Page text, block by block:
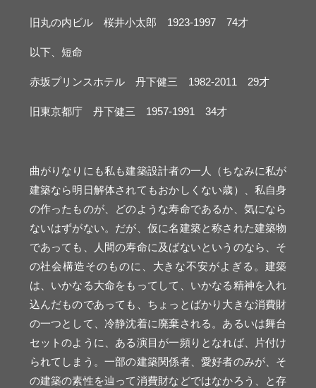
旧丸の内ビル 桜井小太郎 1923-1997 74才
以下、短命
赤坂プリンスホテル 丹下健三 1982-2011 29才
旧東京都庁 丹下健三 1957-1991 34才
曲がりなりにも私も建築設計者の一人（ちなみに私が
建築なら明日解体されてもおかしくない歳）、私自身
の作ったものが、どのような寿命であるか、気になら
ないはずがない。だが、仮に名建築と称された建築物
であっても、人間の寿命に及ばないというのなら、そ
の社会構造そのものに、大きな不安がよぎる。建築
は、いかなる大命をもってして、いかなる精神を入れ
込んだものであっても、ちょっとばかり大きな消費財
の一つとして、冷静沈着に廃棄される。あるいは舞台
セットのように、ある演目が一頻りとなれば、片付け
られてしまう。一部の建築関係者、愛好者のみが、そ
の建築の素性を辿って消費財などではなかろう、と存